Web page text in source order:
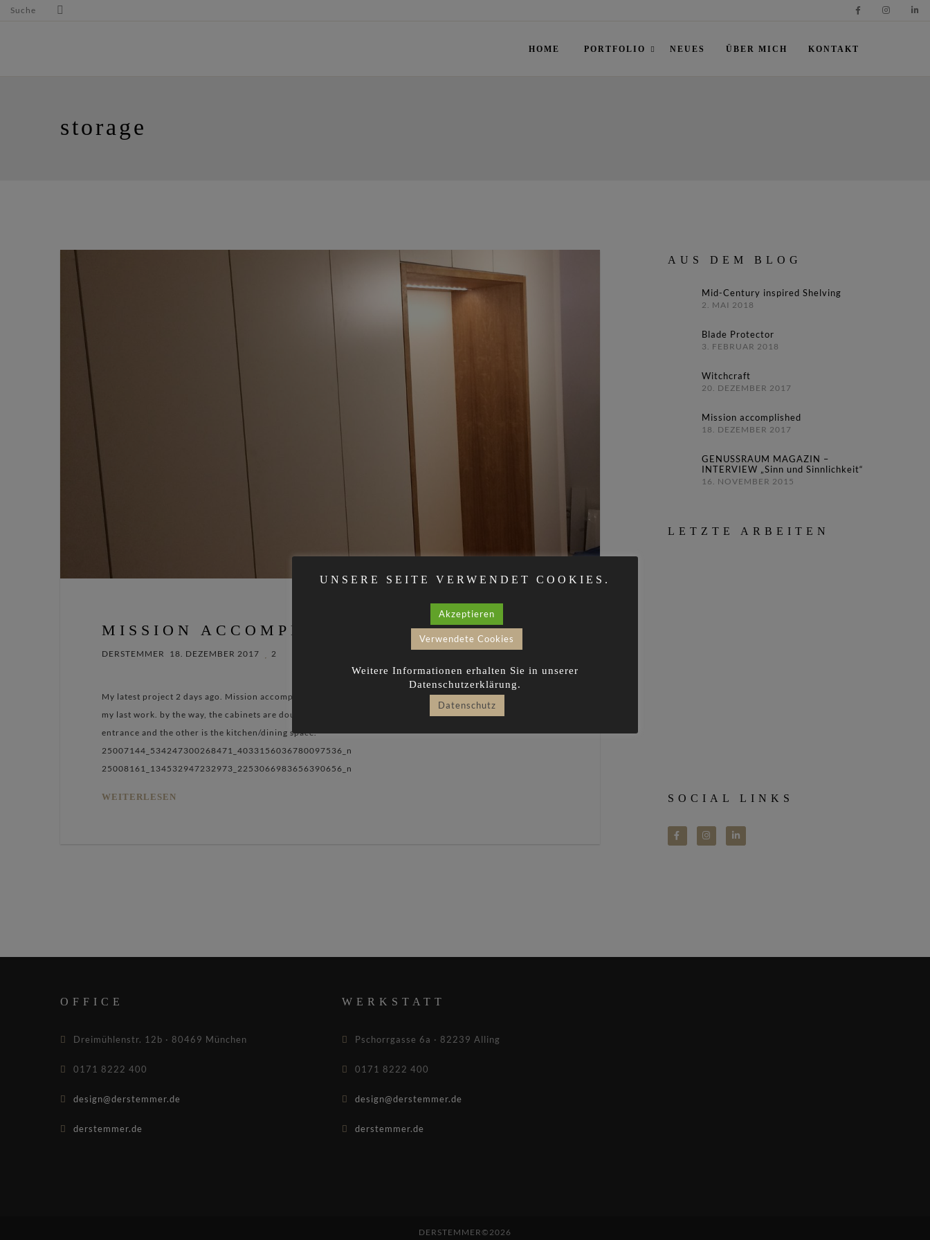
Suche
HOME PORTFOLIO NEUES ÜBER MICH KONTAKT
storage
MISSION ACCOMPLISHED
DERSTEMMER 18. DEZEMBER 2017 2
My latest project 2 days ago. Mission accomplished. Made some guys happy!! These are the renderings of
my last work. by the way, the cabinets are double-sided. It divides a big space into two areas. The one is the
entrance and the other is the kitchen/dining space.
25007144_534247300268471_4033156036780097536_n
25008161_134532947232973_2253066983656390656_n
WEITERLESEN
AUS DEM BLOG
Mid-Century inspired Shelving
2. MAI 2018
Blade Protector
3. FEBRUAR 2018
Witchcraft
20. DEZEMBER 2017
Mission accomplished
18. DEZEMBER 2017
GENUSSRAUM MAGAZIN –
INTERVIEW „Sinn und Sinnlichkeit“
16. NOVEMBER 2015
LETZTE ARBEITEN
SOCIAL LINKS
OFFICE
Dreimühlenstr. 12b · 80469 München
0171 8222 400
design@derstemmer.de
derstemmer.de
WERKSTATT
Pschorrgasse 6a · 82239 Alling
0171 8222 400
design@derstemmer.de
derstemmer.de
DERSTEMMER©2026
UNSERE SEITE VERWENDET COOKIES.
Akzeptieren
Verwendete Cookies
Weitere Informationen erhalten Sie in unserer
Datenschutzerklärung.
Datenschutz